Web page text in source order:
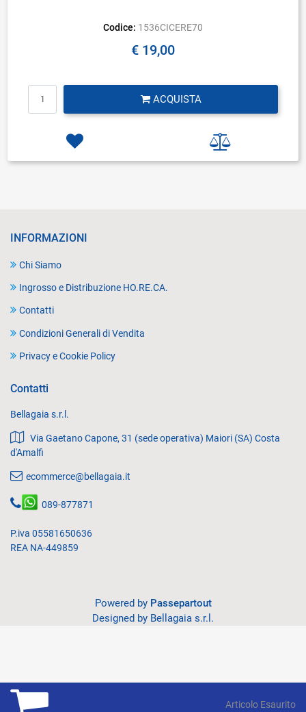
Articolo Esaurito
Codice: 1536CICERE70
€ 19,00
ACQUISTA
INFORMAZIONI
Chi Siamo
Ingrosso e Distribuzione HO.RE.CA.
Contatti
Condizioni Generali di Vendita
Privacy e Cookie Policy
Contatti
Bellagaia s.r.l.
Via Gaetano Capone, 31 (sede operativa) Maiori (SA) Costa
d'Amalfi
ecommerce@bellagaia.it
089-877871
P.iva 05581650636
REA NA-449859
Powered by Passepartout
Designed by Bellagaia s.r.l.